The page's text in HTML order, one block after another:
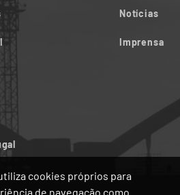
cookies próprios para
de navegação como
Notícias
Imprensa